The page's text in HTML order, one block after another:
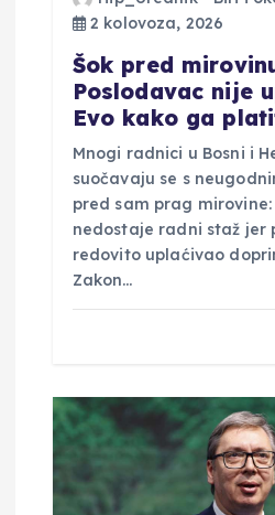
2 kolovoza, 2026
Šok pred
Poslodavac nije
Evo kako ga
Mnogi radnici u Bosni i
suočavaju se s
pred sam prag
nedostaje radni staž jer
redovito uplaćivao
Zakon…